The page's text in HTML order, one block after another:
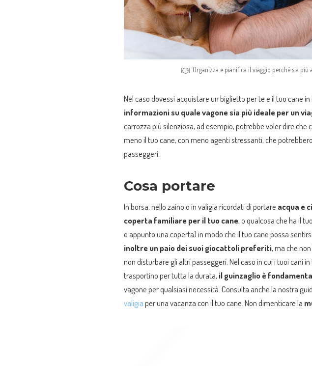
Organizza e pianifica il viaggio perché sia più
Nel caso dovessi acquistare un biglietto per te e il tuo cane
informazioni su quale vagone sia più ideale per un
carrozza più silenziosa, ad esempio, potrebbe voler dire che
meno il tuo cane, con meno agenti stressanti, che
passeggeri.
Cosa portare
In borsa, nello zaino o in valigia ricordati di portare acqua e
coperta familiare per il tuo cane, o qualcosa che ha il
o appunto una coperta) in modo che il tuo cane possa
inoltre un paio dei suoi giocattoli preferiti, ma che
non disturbare gli altri passeggeri. Nel caso in cui i tuoi cani
trasportino per tutta la durata, il guinzaglio è
vagone per qualsiasi necessità. Consulta anche la nostra
valigiaper una vacanza con il tuo cane. Non dimenticare la